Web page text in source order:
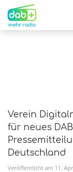
Verein
für neues
Deutschland
Veröffentlicht am 11 .